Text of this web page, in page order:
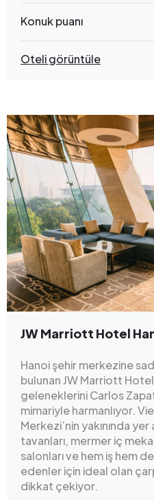
Konuk puanı
Oteli görüntüle
JW Marriott Hotel
Hanoi şehir merkezine
bulunan JW Marriott
geleneklerini Carlos
mimariyle harmanlıyor.
Merkezi’nin yakınında
tavanları, mermer iç
salonları ve hem iş hem
edenler için ideal olan
dikkat çekiyor.